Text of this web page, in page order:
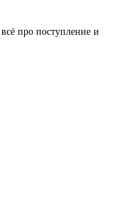
про поступление и